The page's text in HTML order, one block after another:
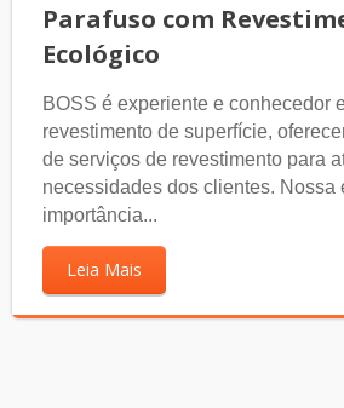
Parafuso com
Ecológico
BOSS é experiente e conhecedor
revestimento de superfície,
de serviços de revestimento para
necessidades dos clientes. Nossa
importância...
Leia Mais